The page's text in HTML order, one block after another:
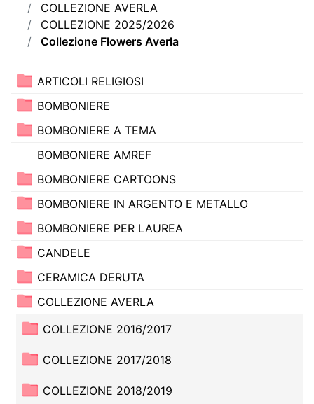
COLLEZIONE AVERLA
COLLEZIONE 2025/2026
Collezione Flowers Averla
ARTICOLI RELIGIOSI
BOMBONIERE
BOMBONIERE A TEMA
BOMBONIERE AMREF
BOMBONIERE CARTOONS
BOMBONIERE IN ARGENTO E METALLO
BOMBONIERE PER LAUREA
CANDELE
CERAMICA DERUTA
COLLEZIONE AVERLA
COLLEZIONE 2016/2017
COLLEZIONE 2017/2018
COLLEZIONE 2018/2019